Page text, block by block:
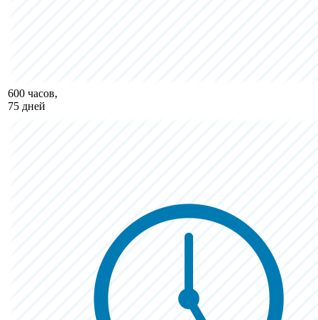
600 часов,
75 дней